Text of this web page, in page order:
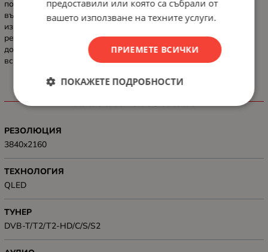
потапя още по-дълбоко в сцената. Независимо дали става
въпрос за филми, сериали, спорт, или игри, скоро ще се
изгубите в момента. DTS:X променя всичко – звукът е толкова
реален, че сякаш сте там. С 3D аудиотехнологията, която
добавя още едно измерение към звука, скоро ще превърне
всекидневната ви в аудитория.
ХАРАКТЕРИСТИКИ
РЕЗОЛЮЦИЯ
3840x2160
ТЕХНОЛОГИЯ
QLED
ТУНЕР
DVB-T/T2/T2-HD/C/S/S2
предоставили или която са събрали от
вашето използване на техните услуги.
ПРИЕМЕТЕ ВСИЧКИ
ПОКАЖЕТЕ ПОДРОБНОСТИ